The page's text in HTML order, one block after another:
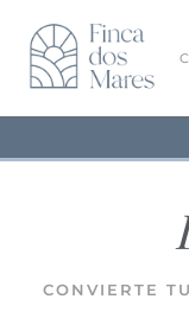
contenido
CONVIERTE